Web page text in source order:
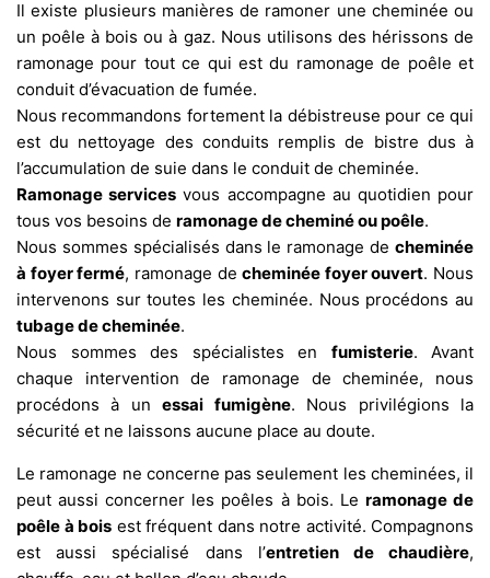
Il existe plusieurs manières de ramoner une cheminée ou
un poêle à bois ou à gaz. Nous utilisons des hérissons de
ramonage pour tout ce qui est du ramonage de poêle et
conduit d’évacuation de fumée.
Nous recommandons fortement la débistreuse pour ce qui
est du nettoyage des conduits remplis de bistre dus à
l’accumulation de suie dans le conduit de cheminée.
Ramonage services vous accompagne au quotidien pour
tous vos besoins de ramonage de cheminé ou poêle.
Nous sommes spécialisés dans le ramonage de cheminée
à foyer fermé, ramonage decheminée foyer ouvert. Nous
intervenons sur toutes les cheminée. Nous procédons au
tubage de cheminée.
Nous sommes des spécialistes en fumisterie. Avant
chaque intervention de ramonage de cheminée, nous
procédons à unessai fumigène. Nous privilégions la
sécurité et ne laissons aucune place au doute.
Le ramonage ne concerne pas seulement les cheminées, il
peut aussi concerner les poêles à bois. Le ramonage de
poêle à bois est fréquent dans notre activité. Compagnons
est aussi spécialisé dans l’entretien de chaudière,